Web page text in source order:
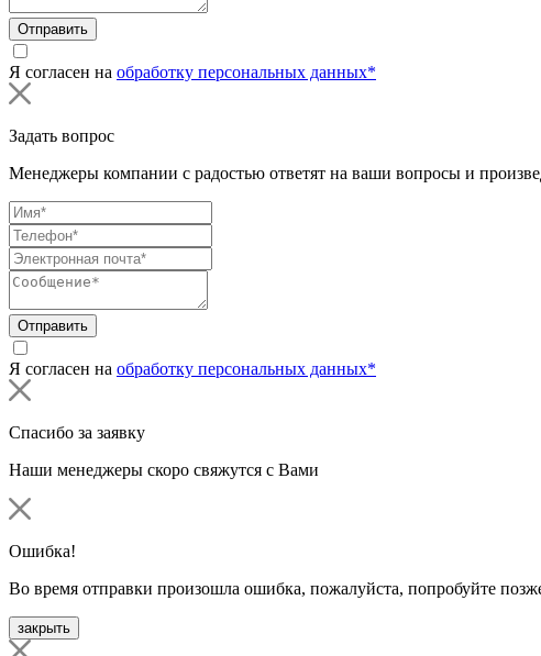
Отправить
Я согласен на обработку персональных данных*
Задать вопрос
Менеджеры компании с радостью ответят на ваши вопросы и
Отправить
Я согласен на обработку персональных данных*
Спасибо за заявку
Наши менеджеры скоро свяжутся с Вами
Ошибка!
Во время отправки произошла ошибка, пожалуйста, попробуйте
закрыть